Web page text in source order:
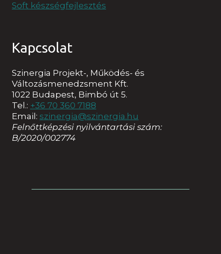
Soft készségfejlesztés
Kapcsolat
Szinergia Projekt-, Működés- és
Változásmenedzsment Kft.
1022 Budapest, Bimbó út 5.
Tel.: +36 70 360 7188
Email: szinergia@szinergia.hu
Felnőttképzési nyilvántartási szám:
B/2020/002774